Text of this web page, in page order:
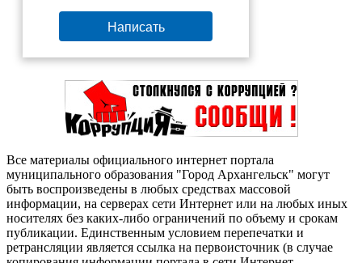
Написать
Все материалы официального интернет портала
муниципального образования "Город Архангельск" могут
быть воспроизведены в любых средствах массовой
информации, на серверах сети Интернет или на любых иных
носителях без каких-либо ограничений по объему и срокам
публикации. Единственным условием перепечатки и
ретрансляции является ссылка на первоисточник (в случае